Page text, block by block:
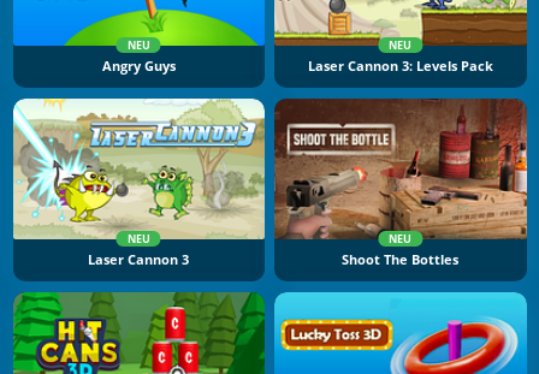
NEU
Angry Guys
NEU
Laser Cannon 3: Levels Pack
NEU
Laser Cannon 3
NEU
Shoot The Bottles